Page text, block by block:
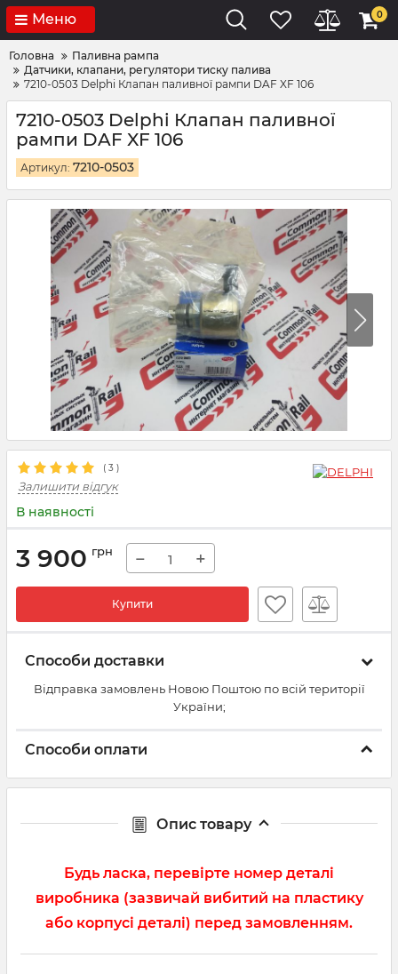
Меню 0
Головна
Паливна рампа
Датчики, клапани, регулятори тиску палива
7210-0503 Delphi Клапан паливної рампи DAF XF 106
7210-0503 Delphi Клапан паливної
рампи DAF XF 106
Артикул: 7210-0503
( 3 )
Залишити відгук
В наявності
3 900 грн − +
Купити
Способи доставки
Відправка замовлень Новою Поштою по всій території
України;
Способи оплати
Опис товару
Будь ласка, перевірте номер деталі
виробника (зазвичай вибитий на пластику
або корпусі деталі) перед замовленням.